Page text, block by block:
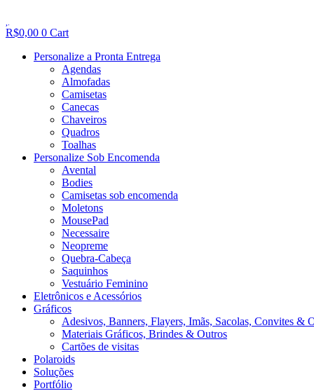
R$0,00 0 Cart
Personalize a Pronta Entrega
Agendas
Almofadas
Camisetas
Canecas
Chaveiros
Quadros
Toalhas
Personalize Sob Encomenda
Avental
Bodies
Camisetas sob encomenda
Moletons
MousePad
Necessaire
Neopreme
Quebra-Cabeça
Saquinhos
Vestuário Feminino
Eletrônicos e Acessórios
Gráficos
Adesivos, Banners, Flayers, Imãs, Sacolas, Convites &
Materiais Gráficos, Brindes & Outros
Cartões de visitas
Polaroids
Soluções
Portfólio